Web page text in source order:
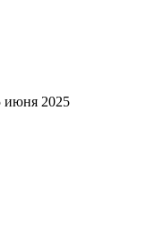
июня 2025